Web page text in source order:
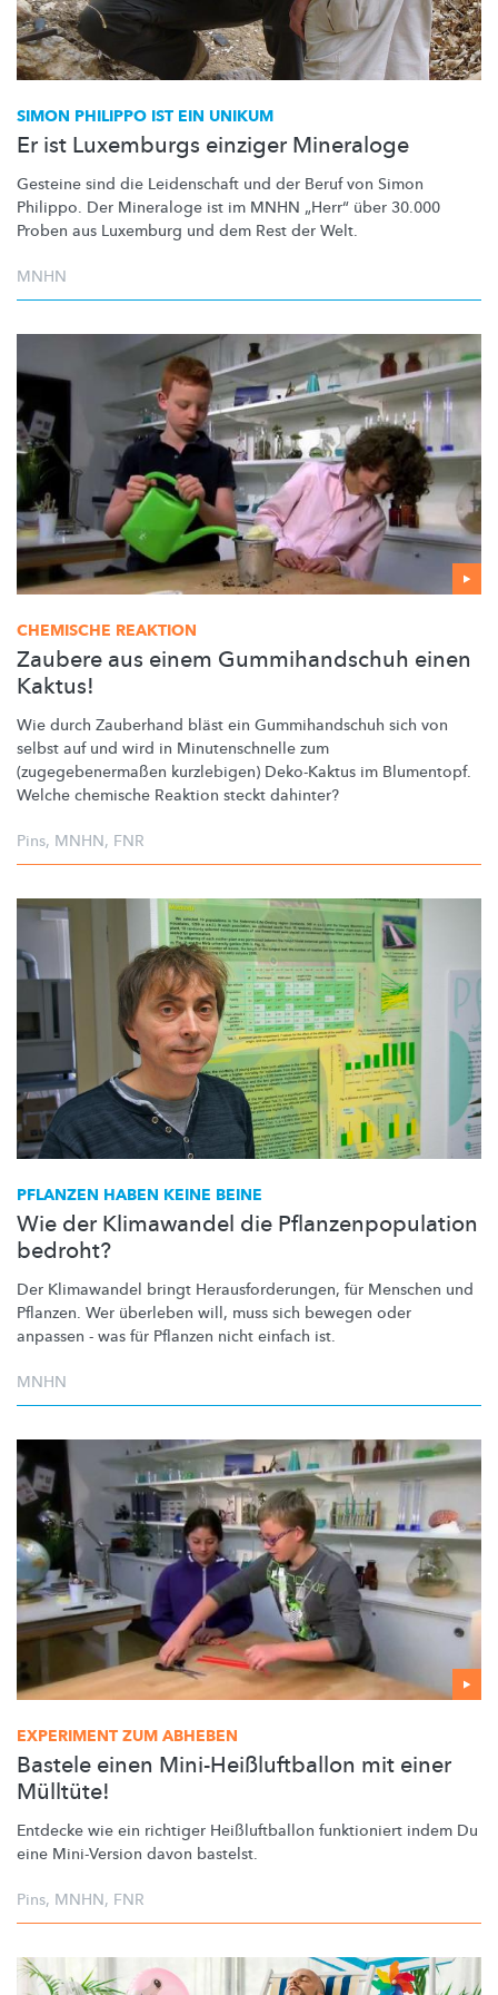
SIMON PHILIPPO IST EIN UNIKUM
Er ist Luxemburgs einziger Mineraloge
Gesteine sind die Leidenschaft und der Beruf von Simon
Philippo. Der Mineraloge ist im MNHN „Herr“ über 30.000
Proben aus Luxemburg und dem Rest der Welt.
MNHN
CHEMISCHE REAKTION
Zaubere aus einem Gummihandschuh einen
Kaktus!
Wie durch Zauberhand bläst ein Gummihandschuh sich von
selbst auf und wird in Minutenschnelle zum
(zugegebenermaßen kurzlebigen) Deko-Kaktus im Blumentopf.
Welche chemische Reaktion steckt dahinter?
Pins, MNHN, FNR
PFLANZEN HABEN KEINE BEINE
Wie der Klimawandel die Pflanzenpopulation
bedroht?
Der Klimawandel bringt Herausforderungen, für Menschen und
Pflanzen. Wer überleben will, muss sich bewegen oder
anpassen - was für Pflanzen nicht einfach ist.
MNHN
EXPERIMENT ZUM ABHEBEN
Bastele einen Mini-Heißluftballon mit einer
Mülltüte!
Entdecke wie ein richtiger Heißluftballon funktioniert indem Du
eine Mini-Version davon bastelst.
Pins, MNHN, FNR